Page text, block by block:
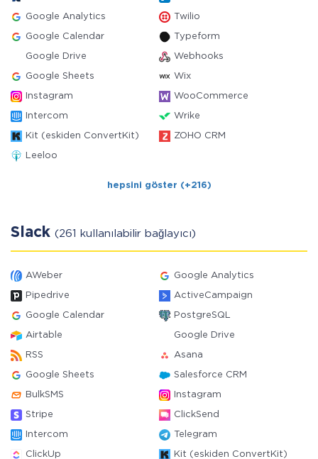
Google Analytics Twilio
Google Calendar Typeform
Google Drive Webhooks
Google Sheets Wix
Instagram WooCommerce
Intercom Wrike
Kit (eskiden ConvertKit) ZOHO CRM
Leeloo
hepsini göster (+216)
Slack (261 kullanılabilir bağlayıcı)
AWeber Google Analytics
Pipedrive ActiveCampaign
Google Calendar PostgreSQL
Airtable Google Drive
RSS Asana
Google Sheets Salesforce CRM
BulkSMS Instagram
Stripe ClickSend
Intercom Telegram
ClickUp Kit (eskiden ConvertKit)